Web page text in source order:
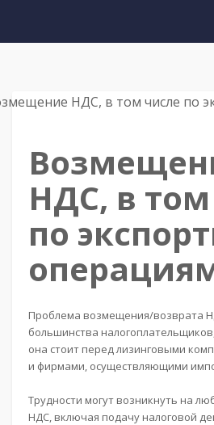
НДС, в
по
Проблема возмещения/возврата
большинства
она стоит перед лизинговыми
и фирмами, осуществляющими
Трудности могут возникнуть на
НДС, включая подачу налоговой